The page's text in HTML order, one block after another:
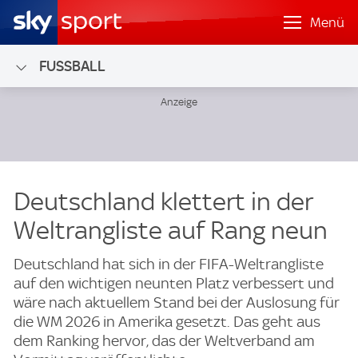
Menü
FUSSBALL
Deutschland klettert in der
Weltrangliste auf Rang neun
Deutschland hat sich in der FIFA-Weltrangliste
auf den wichtigen neunten Platz verbessert und
wäre nach aktuellem Stand bei der Auslosung für
die WM 2026 in Amerika gesetzt. Das geht aus
dem Ranking hervor, das der Weltverband am